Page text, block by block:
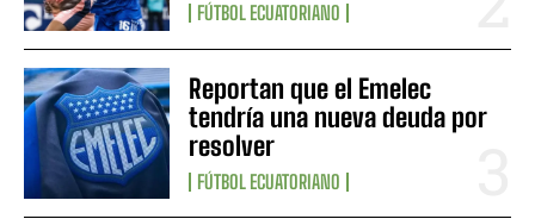
FÚTBOL ECUATORIANO
Reportan que el Emelec
tendría una nueva deuda por
resolver
FÚTBOL ECUATORIANO